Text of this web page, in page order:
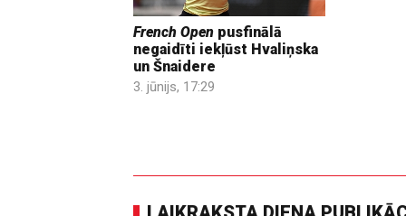
French Open pusfinālā
negaidīti iekļūst Hvaliņska
un Šnaidere
3. jūnijs, 17:29